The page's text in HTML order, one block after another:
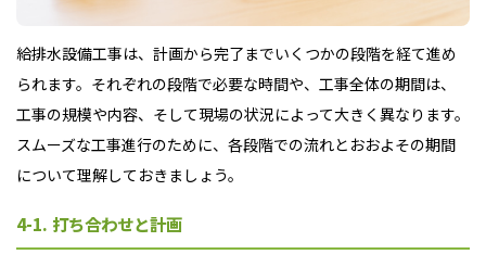
給排水設備工事は、計画から完了までいくつかの段階を経て進め
られます。それぞれの段階で必要な時間や、工事全体の期間は、
工事の規模や内容、そして現場の状況によって大きく異なります。
スムーズな工事進行のために、各段階での流れとおおよその期間
について理解しておきましょう。
4-1. 打ち合わせと計画